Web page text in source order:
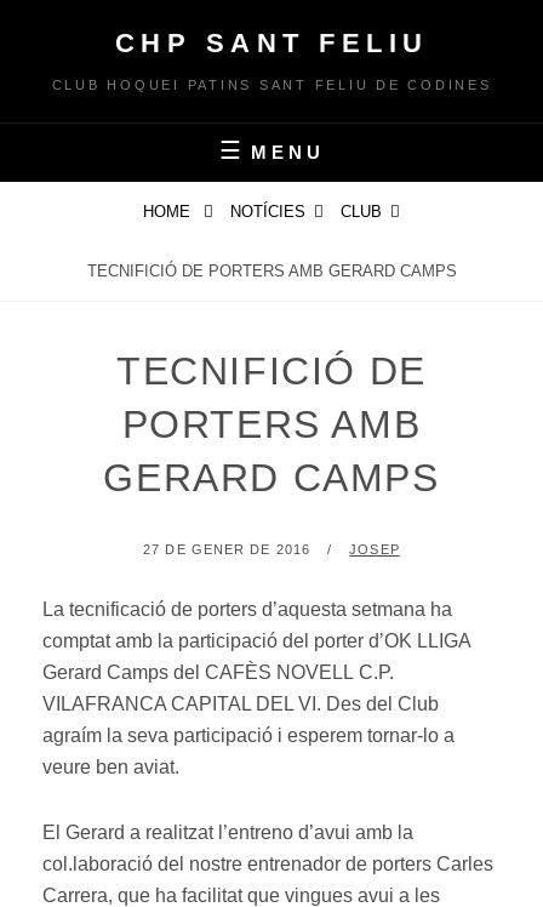
content
CHP SANT FELIU
CLUB HOQUEI PATINS SANT FELIU DE CODINES
MENU
HOME NOTÍCIES CLUB
TECNIFICIÓ DE PORTERS AMB GERARD CAMPS
TECNIFICIÓ DE
PORTERS AMB
GERARD CAMPS
POSTED
27 DE GENER DE 2016 BY
JOSEP
La tecnificació de porters d’aquesta setmana ha
comptat amb la participació del porter d’OK LLIGA
Gerard Camps del CAFÈS NOVELL C.P.
VILAFRANCA CAPITAL DEL VI. Des del Club
agraím la seva participació i esperem tornar-lo a
veure ben aviat.
El Gerard a realitzat l’entreno d’avui amb la
col.laboració del nostre entrenador de porters Carles
Carrera, que ha facilitat que vingues avui a les